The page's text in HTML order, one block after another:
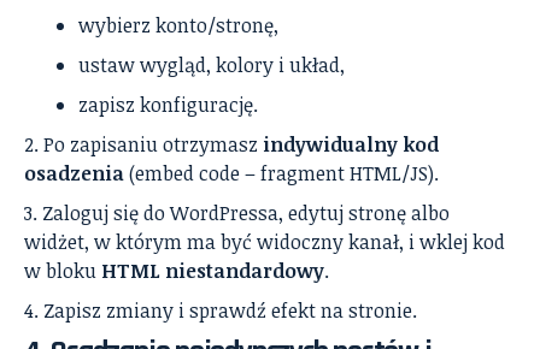
wybierz konto/stronę,
ustaw wygląd, kolory i układ,
zapisz konfigurację.
Po zapisaniu otrzymasz indywidualny kod
osadzenia(embed code – fragment HTML/JS).
Zaloguj się do WordPressa, edytuj stronę albo
widżet, w którym ma być widoczny kanał, i wklej kod
w bloku HTML niestandardowy.
Zapisz zmiany i sprawdź efekt na stronie.